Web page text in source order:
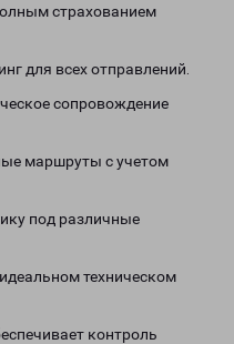
страхованием
для всех отправлений.
сопровождение
маршруты с учетом
под различные
техническом
контроль